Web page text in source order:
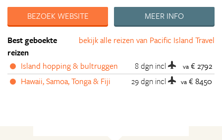
BEZOEK WEBSITE
MEER INFO
bekijk alle reizen van Pacific Island Travel
Best geboekte
reizen
Island hopping & bultruggen
8 dgn incl va € 2792
Hawaii, Samoa, Tonga & Fiji
29 dgn incl va € 8450